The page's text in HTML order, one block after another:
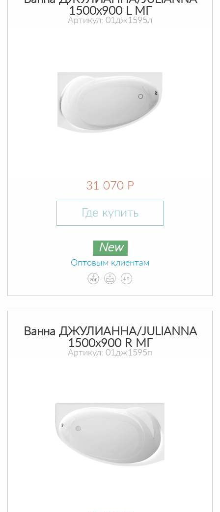
1500х900 L МГ
Артикул: 01дж1595л
31 070 Р
Где купить
New
Оптовым клиентам
Ванна ДЖУЛИАННА/JULIANNA
1500х900 R МГ
Артикул: 01дж1595п